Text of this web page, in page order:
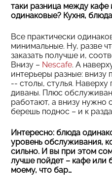
таки разница между
одинаковые? Кухня,
Все практически
минимальные. Ну, разве
заказать получше и,
Внизу – Nescafe. А
интерьеры разные: внизу
-- столы, стулья. Наверху
диваны. Плюс
работают, а внизу нужно
берешь поднос – и к
Интересно: блюда
уровень обслуживания,
сильно. И вы при этом
лучше пойдет – кафе или
моему, что бар…